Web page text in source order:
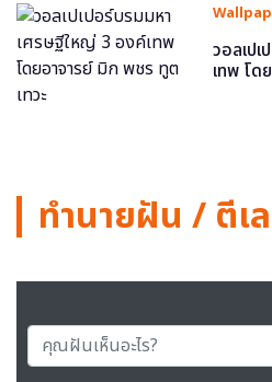
วอลเป
เทพ โด
ทำนายฝัน / ตีเ